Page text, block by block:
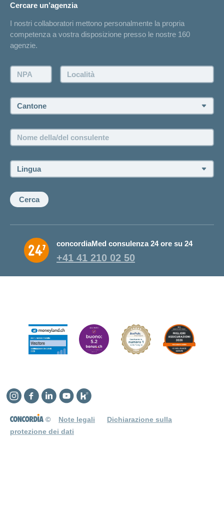
Sull'assicurazione
Elenchi degli ospedali
Annuncio d'infortunio
Contatto
Farsi contattare telefonicamente dall'agenzia
Fissare un appuntamento
Offerte di lavoro e carriera
Cercare un’agenzia
I nostri collaboratori mettono personalmente la propria
competenza a vostra disposizione presso le nostre 160
agenzie.
NPA: Località:
Cantone:
Nome
della/del
Lingua:
Cerca
concordiaMed consulenza 24 ore su 24
+41 41 210 02 50
© Note legali
Dichiarazione sulla
protezione dei dati
Instagram
Facebook
LinkedinYouTube
Kununu